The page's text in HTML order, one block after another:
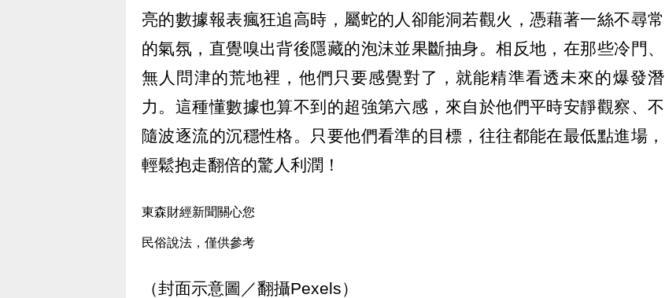
亮的數據報表瘋狂追高時，屬蛇的人卻能洞若觀火，憑藉著一絲不尋常
的氣氛，直覺嗅出背後隱藏的泡沫並果斷抽身。相反地，在那些冷門、
無人問津的荒地裡，他們只要感覺對了，就能精準看透未來的爆發潛
力。這種懂數據也算不到的超強第六感，來自於他們平時安靜觀察、不
隨波逐流的沉穩性格。只要他們看準的目標，往往都能在最低點進場，
輕鬆抱走翻倍的驚人利潤！
東森財經新聞關心您
民俗說法，僅供參考
（封面示意圖／翻攝Pexels）